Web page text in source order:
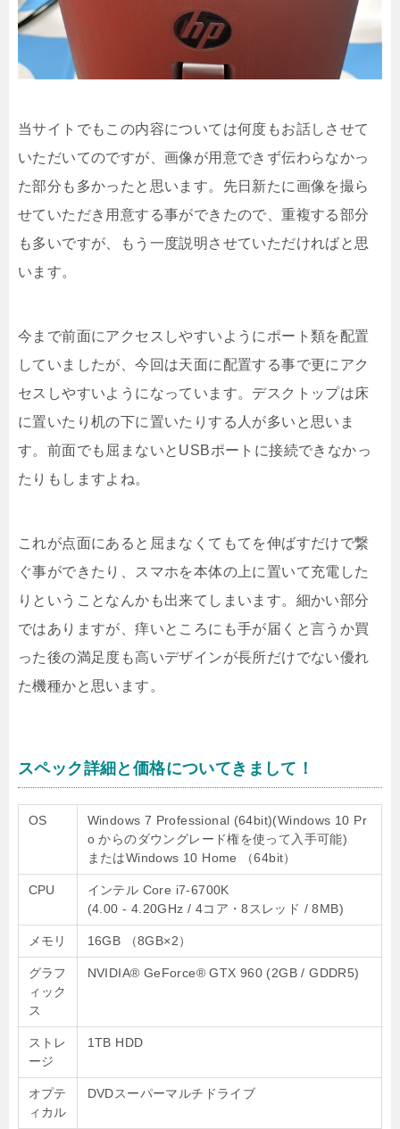
当サイトでもこの内容については何度もお話しさせて
いただいてのですが、画像が用意できず伝わらなかっ
た部分も多かったと思います。先日新たに画像を撮ら
せていただき用意する事ができたので、重複する部分
も多いですが、もう一度説明させていただければと思
います。
今まで前面にアクセスしやすいようにポート類を配置
していましたが、今回は天面に配置する事で更にアク
セスしやすいようになっています。デスクトップは床
に置いたり机の下に置いたりする人が多いと思いま
す。前面でも屈まないとUSBポートに接続できなかっ
たりもしますよね。
これが点面にあると屈まなくてもてを伸ばすだけで繋
ぐ事ができたり、スマホを本体の上に置いて充電した
りということなんかも出来てしまいます。細かい部分
ではありますが、痒いところにも手が届くと言うか買
った後の満足度も高いデザインが長所だけでない優れ
た機種かと思います。
スペック詳細と価格についてきまして！
OS
Windows 7 Professional (64bit)(Windows 10 Pr
o からのダウングレード権を使って入手可能)
またはWindows 10 Home （64bit）
CPU
インテル Core i7-6700K
(4.00 ‐ 4.20GHz / 4コア・8スレッド / 8MB)
メモリ 16GB （8GB×2）
グラフ
ィック
ス
NVIDIA® GeForce® GTX 960 (2GB / GDDR5)
ストレ
ージ
1TB HDD
オプテ
ィカル
DVDスーパーマルチドライブ